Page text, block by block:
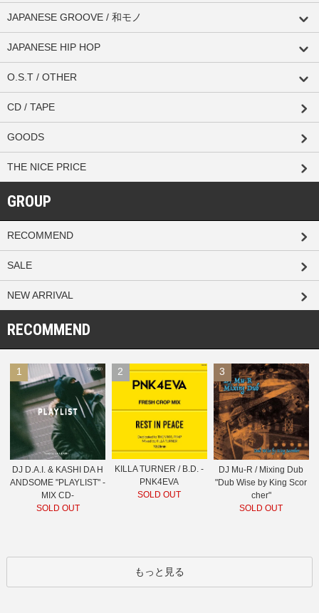
JAPANESE GROOVE / 和モノ
JAPANESE HIP HOP
O.S.T / OTHER
CD / TAPE
GOODS
THE NICE PRICE
GROUP
RECOMMEND
SALE
NEW ARRIVAL
RECOMMEND
1
DJ D.A.I. & KASHI DA H
ANDSOME "PLAYLIST" -
MIX CD-
SOLD OUT
2
KILLA TURNER / B.D. -
PNK4EVA
SOLD OUT
3
DJ Mu-R / Mixing Dub
"Dub Wise by King Scor
cher"
SOLD OUT
もっと見る